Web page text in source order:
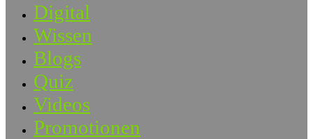
Digital
Wissen
Blogs
Quiz
Videos
Promotionen